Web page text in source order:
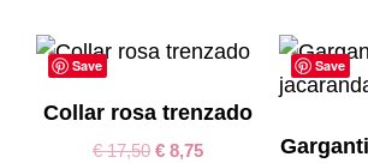
Save
Collar rosa trenzado
€17,50 € 8,75
Save